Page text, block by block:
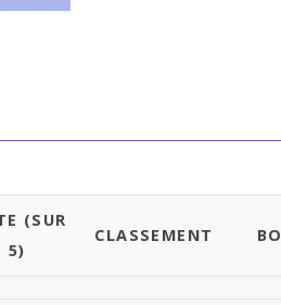
(SUR
5)
CLASSEMENT